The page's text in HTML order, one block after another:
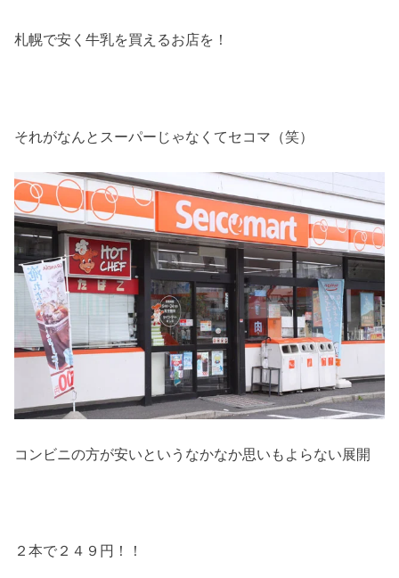
札幌で安く牛乳を買えるお店を！
それがなんとスーパーじゃなくてセコマ（笑）
コンビニの方が安いというなかなか思いもよらない展開
２本で２４９円！！